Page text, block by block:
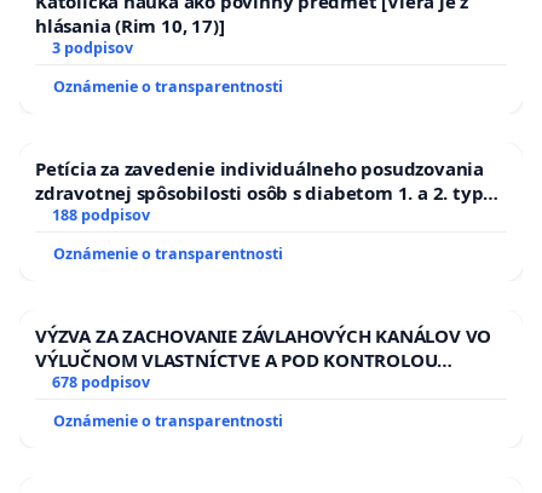
hlásania (Rim 10, 17)]
3 podpisov
Oznámenie o transparentnosti
Petícia za zavedenie individuálneho posudzovania
zdravotnej spôsobilosti osôb s diabetom 1. a 2. typu
pri prijímaní do Policajného zboru SR
188 podpisov
Oznámenie o transparentnosti
VÝZVA ZA ZACHOVANIE ZÁVLAHOVÝCH KANÁLOV VO
VÝLUČNOM VLASTNÍCTVE A POD KONTROLOU
SLOVENSKEJ REPUBLIKY & žiadosť na riešenie
kanálov na Slovensku
678 podpisov
Oznámenie o transparentnosti